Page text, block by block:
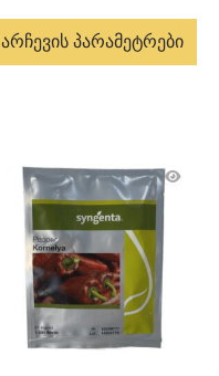
არჩევის პარამეტრები
მრავალი
ვარიანტი.
ვარიანტები
შეიძლება
შეირჩეს
პროდუქტის